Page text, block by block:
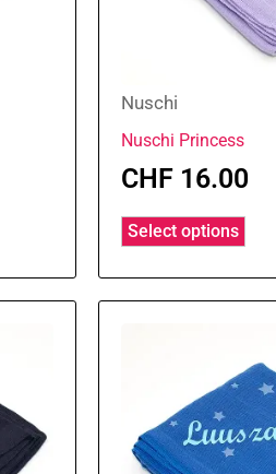
Nuschi
Nuschi Princess
CHF 16.00
Select options